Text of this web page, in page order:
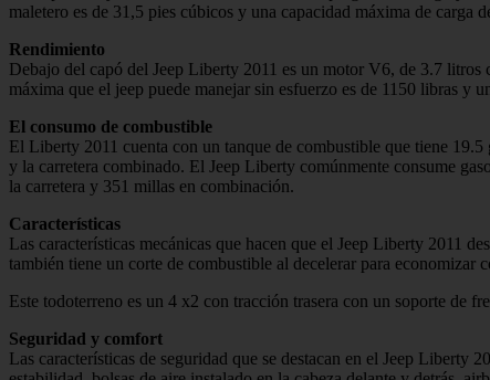
maletero es de 31,5 pies cúbicos y una capacidad máxima de carga
Rendimiento
Debajo del capó del Jeep Liberty 2011 es un motor V6, de 3.7
máxima que el jeep puede manejar sin esfuerzo es de 1150 libras y
El consumo de combustible
El Liberty 2011 cuenta con un tanque de combustible que tiene
y la carretera combinado. El Jeep Liberty comúnmente consume
la carretera y 351 millas en combinación.
Características
Las características mecánicas que hacen que el Jeep Liberty 2011
también tiene un corte de combustible al decelerar para economizar
Este todoterreno es un 4 x2 con tracción trasera con un soporte de
Seguridad y comfort
Las características de seguridad que se destacan en el Jeep